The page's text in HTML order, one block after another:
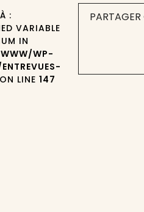
:
VARIABLE
IN
WP-
ON LINE 147